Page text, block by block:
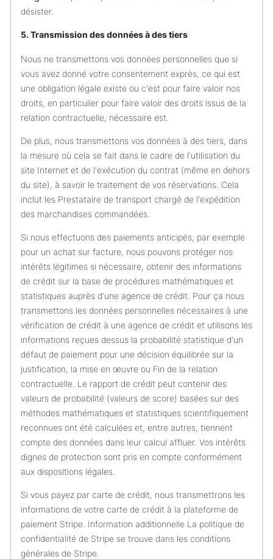
désister.
5. Transmission des données à des tiers
Nous ne transmettons vos données personnelles que si
vous avez donné votre consentement exprès, ce qui est
une obligation légale existe ou c'est pour faire valoir nos
droits, en particulier pour faire valoir des droits issus de la
relation contractuelle, nécessaire est.
De plus, nous transmettons vos données à des tiers, dans
la mesure où cela se fait dans le cadre de l'utilisation du
site Internet et de l'exécution du contrat (même en dehors
du site), à ​​savoir le traitement de vos réservations. Cela
inclut les Prestataire de transport chargé de l'expédition
des marchandises commandées.
Si nous effectuons des paiements anticipés, par exemple
pour un achat sur facture, nous pouvons protéger nos
intérêts légitimes si nécessaire, obtenir des informations
de crédit sur la base de procédures mathématiques et
statistiques auprès d'une agence de crédit. Pour ça nous
transmettons les données personnelles nécessaires à une
vérification de crédit à une agence de crédit et utilisons les
informations reçues dessus la probabilité statistique d'un
défaut de paiement pour une décision équilibrée sur la
justification, la mise en œuvre ou Fin de la relation
contractuelle. Le rapport de crédit peut contenir des
valeurs de probabilité (valeurs de score) basées sur des
méthodes mathématiques et statistiques scientifiquement
reconnues ont été calculées et, entre autres, tiennent
compte des données dans leur calcul affluer. Vos intérêts
dignes de protection sont pris en compte conformément
aux dispositions légales.
Si vous payez par carte de crédit, nous transmettrons les
informations de votre carte de crédit à la plateforme de
paiement Stripe. Information additionnelle La politique de
confidentialité de Stripe se trouve dans les conditions
générales de Stripe.